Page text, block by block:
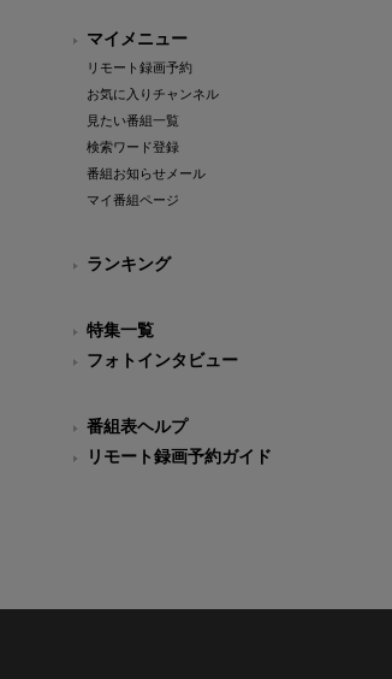
マイメニュー
リモート録画予約
お気に入りチャンネル
見たい番組一覧
検索ワード登録
番組お知らせメール
マイ番組ページ
ランキング
特集一覧
フォトインタビュー
番組表ヘルプ
リモート録画予約ガイド